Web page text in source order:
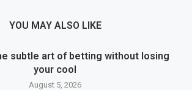
YOU MAY ALSO LIKE
subtle art of betting without losing
your cool
August 5, 2026